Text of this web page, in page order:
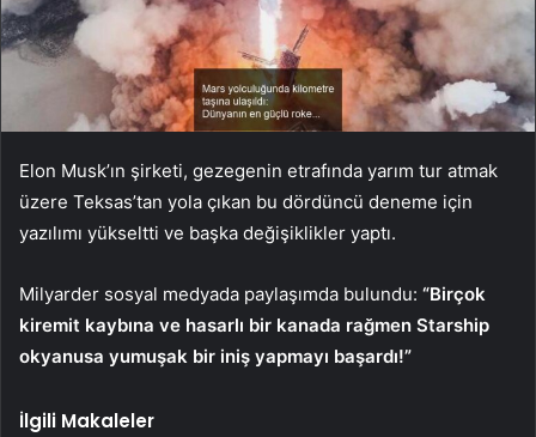
Elon Musk’ın şirketi, gezegenin etrafında yarım tur atmak
üzere Teksas’tan yola çıkan bu dördüncü deneme için
yazılımı yükseltti ve başka değişiklikler yaptı.
Milyarder sosyal medyada paylaşımda bulundu: “Birçok
kiremit kaybına ve hasarlı bir kanada rağmen Starship
okyanusa yumuşak bir iniş yapmayı başardı!”
İlgili Makaleler